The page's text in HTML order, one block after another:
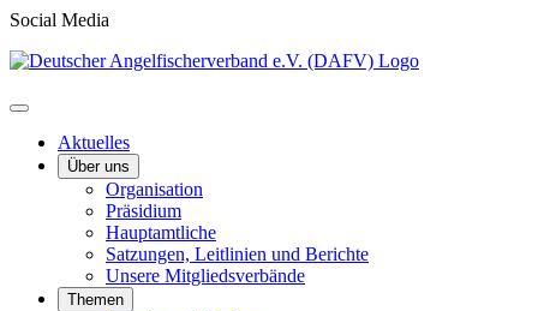
Social Media
Aktuelles
Über uns
Organisation
Präsidium
Hauptamtliche
Satzungen, Leitlinien und Berichte
Unsere Mitgliedsverbände
Themen